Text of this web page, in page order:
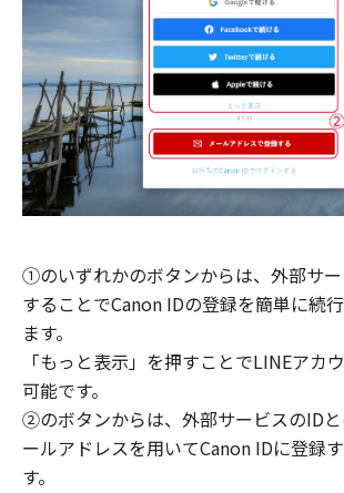
①のいずれかのボタンからは、外部サ
することでCanon IDの登録を簡単に続
ます。
「もっと表示」を押すことでLINEアカ
可能です。
②のボタンからは、外部サービスのID
ールアドレスを用いてCanon IDに登録
す。